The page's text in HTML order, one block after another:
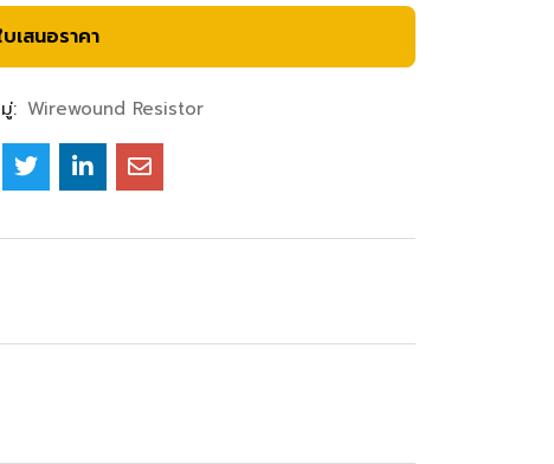
เสนอราคา
: Wirewound Resistor